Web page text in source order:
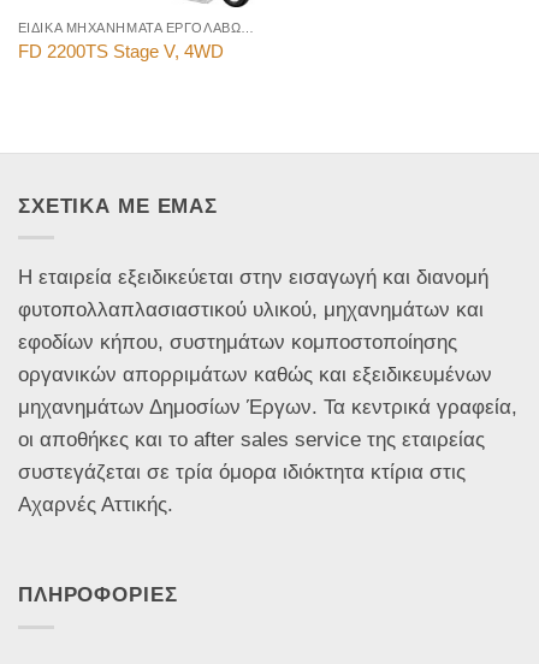
ΕΙΔΙΚΑ ΜΗΧΑΝΗΜΑΤΑ ΕΡΓΟΛΑΒΩΝ ΠΡΑΣΙΝΟΥ
FD 2200TS Stage V, 4WD
ΣΧΕΤΙΚΑ ΜΕ ΕΜΑΣ
Η εταιρεία εξειδικεύεται στην εισαγωγή και διανομή
φυτοπολλαπλασιαστικού υλικού, μηχανημάτων και
εφοδίων κήπου, συστημάτων κομποστοποίησης
οργανικών απορριμάτων καθώς και εξειδικευμένων
μηχανημάτων Δημοσίων Έργων. Τα κεντρικά γραφεία,
οι αποθήκες και το after sales service της εταιρείας
συστεγάζεται σε τρία όμορα ιδιόκτητα κτίρια στις
Αχαρνές Αττικής.
ΠΛΗΡΟΦΟΡΙΕΣ